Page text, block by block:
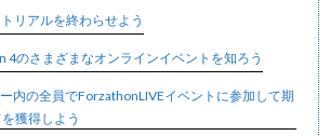
リアルを終わらせよう
4のさまざまなオンラインイベントを知ろう
内の全員でForzathonLIVEイベントに参加して期
獲得しよう